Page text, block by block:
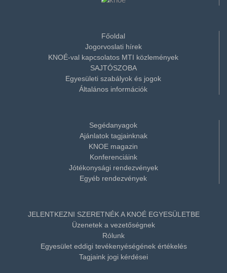
Főoldal
Jogorvoslati hírek
KNOÉ-val kapcsolatos MTI közlemények
SAJTÓSZOBA
Egyesületi szabályok és jogok
Általános információk
Segédanyagok
Ajánlatok tagjainknak
KNOE magazin
Konferenciáink
Jótékonysági rendezvények
Egyéb rendezvények
JELENTKEZNI SZERETNÉK A KNOÉ EGYESÜLETBE
Üzenetek a vezetőségnek
Rólunk
Egyesület eddigi tevékenyéségének értékelés
Tagjaink jogi kérdései